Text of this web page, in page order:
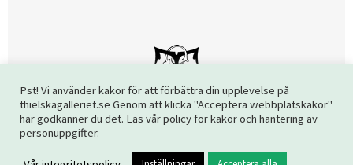
Copyright © 2026 Thielska Galleriet. Alla rättigheter reserverade.
Pst! Vi använder kakor för att förbättra din upplevelse på
thielskagalleriet.se Genom att klicka "Acceptera webbplatskakor"
här godkänner du det. Läs vår policy för kakor och hantering av
personuppgifter.